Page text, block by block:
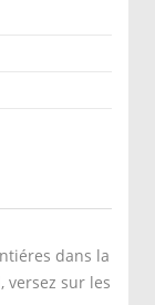
dans la
versez sur les